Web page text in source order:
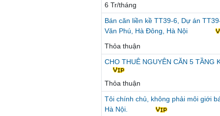
6 Tr/tháng
Bán căn liền kề TT39-6, Dự án
Văn Phú, Hà Đông, Hà Nội
Thỏa thuận
CHO THUÊ NGUYÊN CĂN 5 TẦNG
Thỏa thuận
Tôi chính chủ, không phải môi giới
Hà Nội.